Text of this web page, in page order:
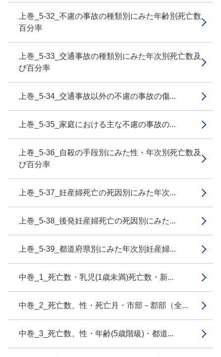
上巻_5-32_不慮の事故の種類別にみた年齢別死亡数
百分率
上巻_5-33_交通事故の種類別にみた年次別死亡数及
び百分率
上巻_5-34_交通事故以外の不慮の事故の傷...
上巻_5-35_家庭における主な不慮の事故の...
上巻_5-36_自殺の手段別にみた性・年次別死亡数及
び百分率
上巻_5-37_妊産婦死亡の死因別にみた年次...
上巻_5-38_後発妊産婦死亡の死因別にみた...
上巻_5-39_都道府県別にみた年次別妊産婦...
中巻_1_死亡数・乳児(1歳未満)死亡数・新...
中巻_2_死亡数、性・死亡月・市部－郡部（全...
中巻_3_死亡数、性・年齢(5歳階級)・都道...